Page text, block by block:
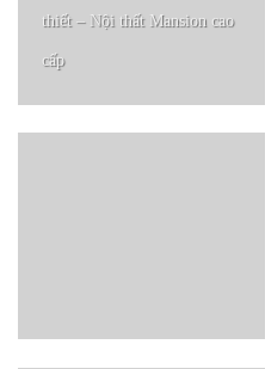
thiết – Nội thất Mansion cao
cấp